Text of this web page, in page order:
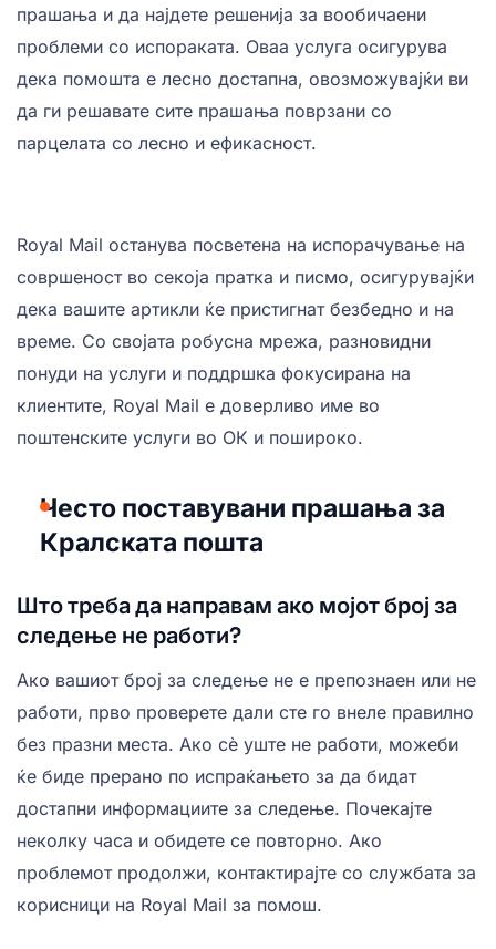
прашања и да најдете решенија за вообичаени
проблеми со испораката. Оваа услуга осигурува
дека помошта е лесно достапна, овозможувајќи ви
да ги решавате сите прашања поврзани со
парцелата со лесно и ефикасност.
Royal Mail останува посветена на испорачување на
совршеност во секоја пратка и писмо, осигурувајќи
дека вашите артикли ќе пристигнат безбедно и на
време. Со својата робусна мрежа, разновидни
понуди на услуги и поддршка фокусирана на
клиентите, Royal Mail е доверливо име во
поштенските услуги во ОК и пошироко.
Често поставувани прашања за
Кралската пошта
Што треба да направам ако мојот број за
следење не работи?
Ако вашиот број за следење не е препознаен или не
работи, прво проверете дали сте го внеле правилно
без празни места. Ако сè уште не работи, можеби
ќе биде прерано по испраќањето за да бидат
достапни информациите за следење. Почекајте
неколку часа и обидете се повторно. Ако
проблемот продолжи, контактирајте со службата за
корисници на Royal Mail за помош.